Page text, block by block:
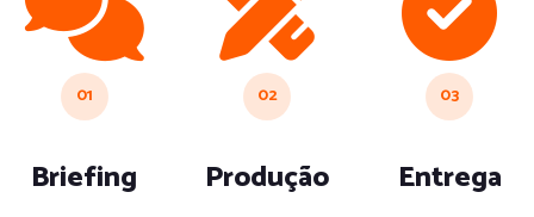
01
Briefing
02
Produção
03
Entrega